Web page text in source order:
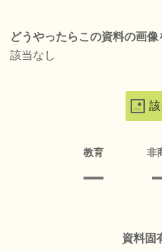
どうやったらこの資料の画像
該当なし
教育 非
資料固